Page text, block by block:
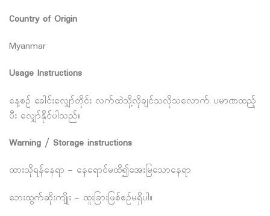
Country of Origin
Myanmar
Usage Instructions
နေ့စဉ် ခေါင်းလျှော်တိုင်း လက်ထဲသို့လိုချင်သလိုသလောက် ပမာဏထည့်
ပီး လျှော်နိုင်ပါသည်။
Warning / Storage instructions
ထားသိုရန်နေရာ – နေရောင်မထိ၍အေးမြသောနေရာ
ဘေးထွက်ဆိုးကျိုး – ထူးခြားဖြစ်စဉ်မရှိပါ။